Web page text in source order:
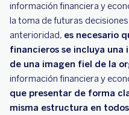
información financiera y
la toma de futuras
anterioridad, es necesario
financieros se incluya
de una imagen fiel de la
información financiera y
que presentar de forma
misma estructura en